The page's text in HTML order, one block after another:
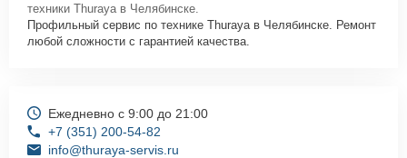
техники Thuraya в Челябинске.
Профильный сервис по технике Thuraya в Челябинске. Ремонт
любой сложности с гарантией качества.
Ежедневно с 9:00 до 21:00
+7 (351) 200-54-82
info@thuraya-servis.ru